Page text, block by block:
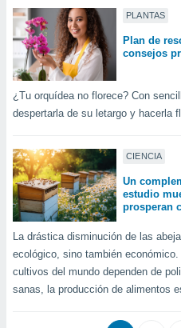
PLANTAS
Plan de
consejos
¿Tu orquídea no florece? Con
despertarla de su letargo y hacerla
CIENCIA
Un
estudio
prosperan
La drástica disminución de las
ecológico, sino también
cultivos del mundo dependen de
sanas, la producción de alimentos